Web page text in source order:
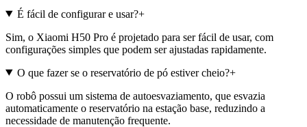
É fácil de configurar e usar?+
Sim, o Xiaomi H50 Pro é projetado para ser fácil de usar, com
configurações simples que podem ser ajustadas rapidamente.
O que fazer se o reservatório de pó estiver cheio?+
O robô possui um sistema de autoesvaziamento, que esvazia
automaticamente o reservatório na estação base, reduzindo a
necessidade de manutenção frequente.